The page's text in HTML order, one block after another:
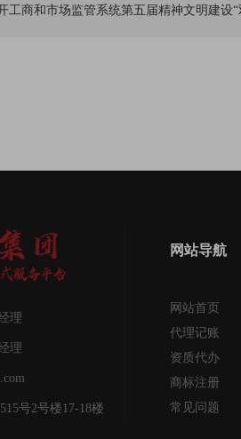
工商和市场监管系统第五届精神文明建设“
理
理
号2号楼17-18楼
网站导航
网站首页
代理记账
资质代办
商标注册
常见问题